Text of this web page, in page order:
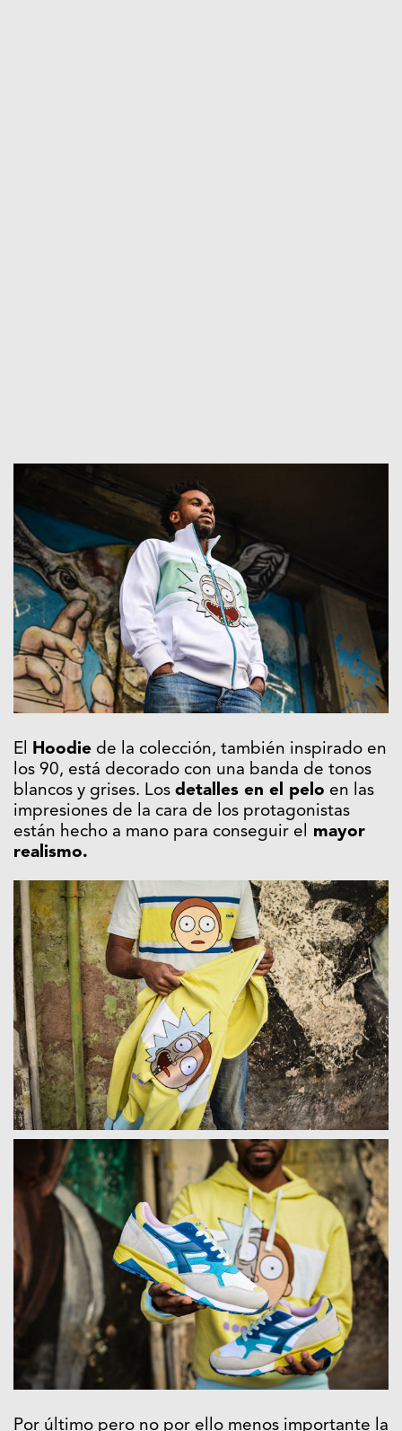
El Hoodie de la colección, también inspirado en
los 90, está decorado con una banda de tonos
blancos y grises. Los detalles en el pelo en las
impresiones de la cara de los protagonistas
están hecho a mano para conseguir el mayor
realismo.
Por último pero no por ello menos importante la